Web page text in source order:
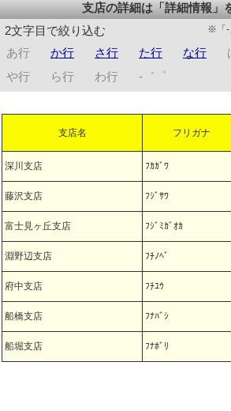
支店の詳細は「詳細情報」
2文字目で絞り込む
※「-
あ行 か行 さ行 た行 な行
や行
ら行 わ行 -゛゜
支店名 フリガナ
深川支店 ﾌｶｶﾞﾜ
藤沢支店 ﾌｼﾞｻﾜ
富士見ヶ丘支店 ﾌｼﾞﾐｶﾞｵｶ
淵野辺支店 ﾌﾁﾉﾍﾞ
府中支店 ﾌﾁﾕｳ
船橋支店 ﾌﾅﾊﾞｼ
船堀支店 ﾌﾅﾎﾞﾘ